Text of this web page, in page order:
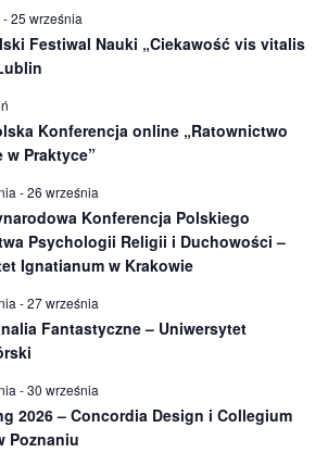
-25 września
Festiwal Nauki „Ciekawość vis vitalis
Konferencja online „Ratownictwo
w Praktyce”
-26 września
Konferencja Polskiego
Psychologii Religii i Duchowości –
Ignatianum w Krakowie
-27 września
Fantastyczne – Uniwersytet
-30 września
2026 – Concordia Design i Collegium
Poznaniu